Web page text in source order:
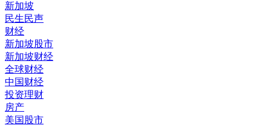
新加坡
民生民声
财经
新加坡股市
新加坡财经
全球财经
中国财经
投资理财
房产
美国股市